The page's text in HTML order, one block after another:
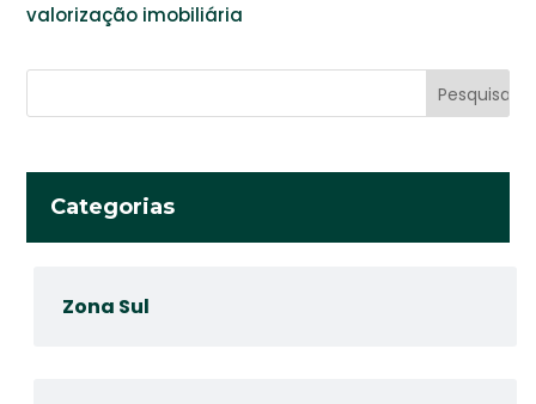
valorização imobiliária
Categorias
Zona Sul